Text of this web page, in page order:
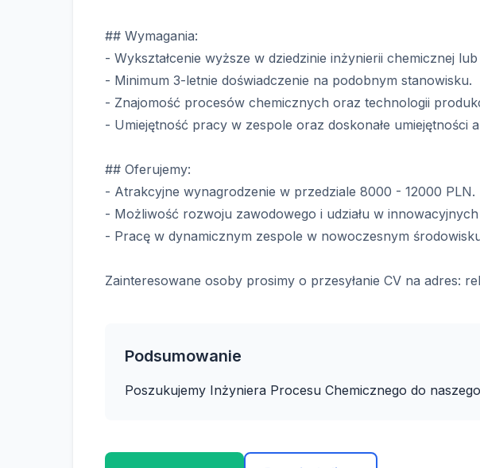
## Wymagania:
- Wykształcenie wyższe w dziedzinie inżynierii chemicznej
- Minimum 3-letnie doświadczenie na podobnym stanowisku.
- Znajomość procesów chemicznych oraz technologii
- Umiejętność pracy w zespole oraz doskonałe umiejętności
## Oferujemy:
- Atrakcyjne wynagrodzenie w przedziale 8000 - 12000 PLN.
- Możliwość rozwoju zawodowego i udziału w
- Pracę w dynamicznym zespole w nowoczesnym
Zainteresowane osoby prosimy o przesyłanie CV na adres:
Podsumowanie
Poszukujemy Inżyniera Procesu Chemicznego do